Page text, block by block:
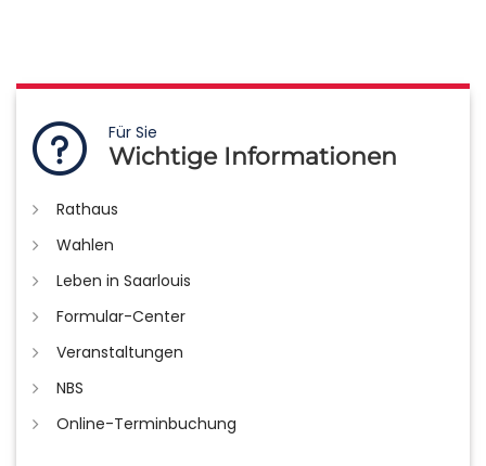
Für Sie
Wichtige Informationen
Rathaus
Wahlen
Leben in Saarlouis
Formular-Center
Veranstaltungen
NBS
Online-Terminbuchung